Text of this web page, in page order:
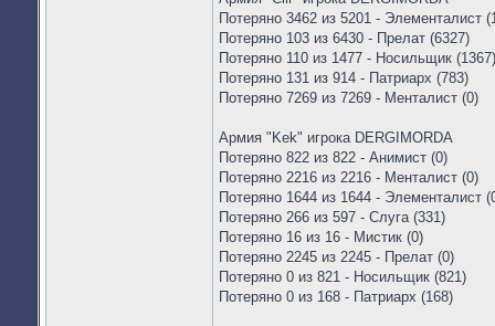
Потеряно 3462 из 5201 - Элементалист
Потеряно 103 из 6430 - Прелат (6327)
Потеряно 110 из 1477 - Носильщик (1367)
Потеряно 131 из 914 - Патриарх (783)
Потеряно 7269 из 7269 - Менталист (0)
Армия "Kek" игрока DERGIMORDA
Потеряно 822 из 822 - Анимист (0)
Потеряно 2216 из 2216 - Менталист (0)
Потеряно 1644 из 1644 - Элементалист
Потеряно 266 из 597 - Слуга (331)
Потеряно 16 из 16 - Мистик (0)
Потеряно 2245 из 2245 - Прелат (0)
Потеряно 0 из 821 - Носильщик (821)
Потеряно 0 из 168 - Патриарх (168)